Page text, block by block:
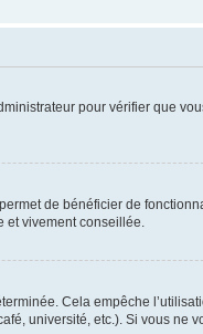
pour vérifier que
de bénéficier de
et vivement conseillée.
Cela empêche
université, etc.). Si vous ne